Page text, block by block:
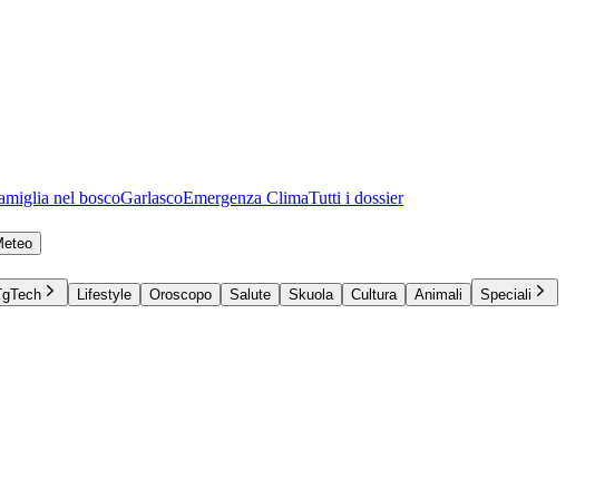
nel boscoGarlascoEmergenza ClimaTutti i dossier
Lifestyle Oroscopo Salute Skuola Cultura Animali
Speciali